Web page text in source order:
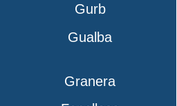
Gurb
Gualba
Granera